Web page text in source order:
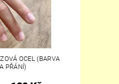
OCEL (BARVA
PŘÁNÍ)